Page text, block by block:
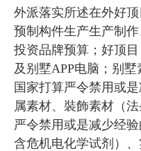
外派落实所述在外好
预制构件生产生产制
投资品牌预算；好顶
及别墅APP电脑；别
国家打算严令禁用或
属素材、裝飾素材（
严令禁用或是减少经
含危机电化学试剂）